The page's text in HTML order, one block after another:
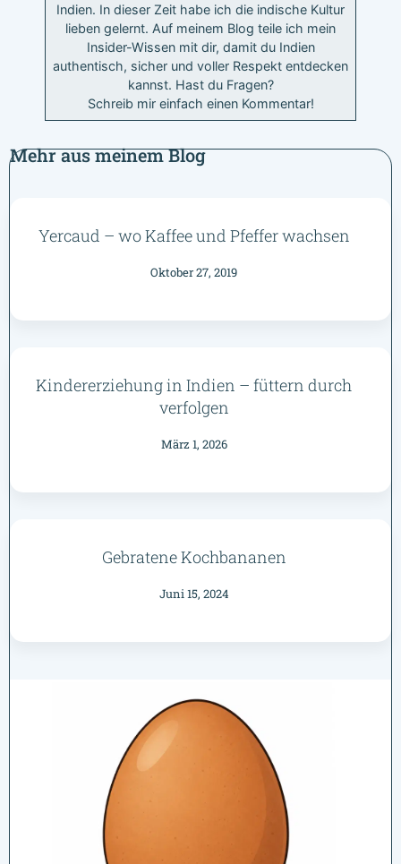
Indien. In dieser Zeit habe ich die indische Kultur
lieben gelernt. Auf meinem Blog teile ich mein
Insider-Wissen mit dir, damit du Indien
authentisch, sicher und voller Respekt entdecken
kannst. Hast du Fragen?
Schreib mir einfach einen Kommentar!
Mehr aus meinem Blog
Yercaud – wo Kaffee und Pfeffer wachsen
Oktober 27, 2019
Kindererziehung in Indien – füttern durch
verfolgen
März 1, 2026
Gebratene Kochbananen
Juni 15, 2024